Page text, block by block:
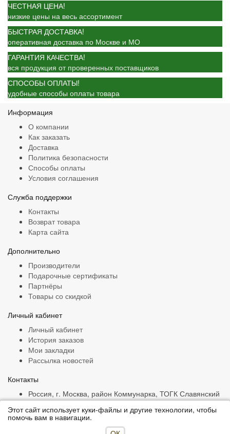
ЧЕСТНАЯ ЦЕНА!
низкие цены на весь ассортимент
БЫСТРАЯ ДОСТАВКА!
оперативная доставка по Москве и МО
ГАРАНТИЯ КАЧЕСТВА!
вся продукция от проверенных поставщиков
СПОСОБЫ ОПЛАТЫ!
удобные способы оплаты товара
Информация
О компании
Как заказать
Доставка
Политика безопасности
Способы оплаты
Условия соглашения
Служба поддержки
Контакты
Возврат товара
Карта сайта
Дополнительно
Производители
Подарочные сертификаты
Партнёры
Товары со скидкой
Личный кабинет
Личный кабинет
История заказов
Мои закладки
Рассылка новостей
Контакты
Россия, г. Москва, район Коммунарка, ТОГК Славянский
Мир, ряд Г, 4/3
+7 (916) 132-47-16
ims.snabjenets@yandex.ru
Этот сайт использует куки-файлы и другие технологии, чтобы
помочь вам в навигации.